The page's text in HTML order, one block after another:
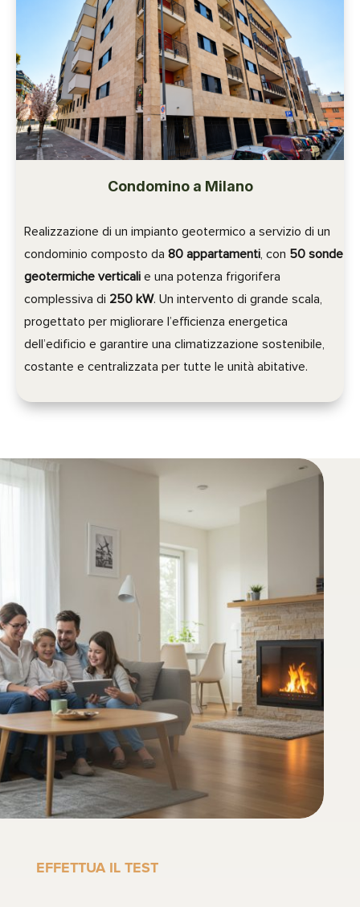
Condomino a Milano
Realizzazione di un impianto geotermico a servizio di un
condominio composto da 80 appartamenti , con 50 sonde
geotermiche verticali e una potenza frigorifera
complessiva di 250 kW. Un intervento di grande scala,
progettato per migliorare l’efficienza energetica
dell’edificio e garantire una climatizzazione sostenibile,
costante e centralizzata per tutte le unità abitative.
EFFETTUA IL TEST